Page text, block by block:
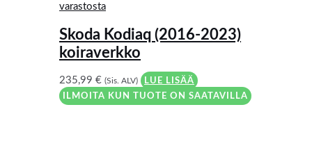
varastosta
Skoda Kodiaq (2016-2023)
koiraverkko
235,99€ (Sis. ALV)
LUE LISÄÄ
ILMOITA KUN TUOTE ON SAATAVILLA